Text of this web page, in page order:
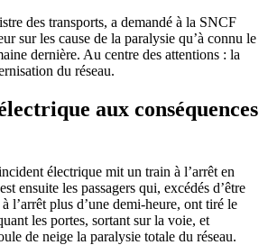
des transports, a demandé à la SNCF
sur les cause de la paralysie qu’à connu le
dernière. Au centre des attentions : la
du réseau.
aux conséquences
électrique mit un train à l’arrêt en
ensuite les passagers qui, excédés d’être
l’arrêt plus d’une demi-heure, ont tiré le
les portes, sortant sur la voie, et
de neige la paralysie totale du réseau.